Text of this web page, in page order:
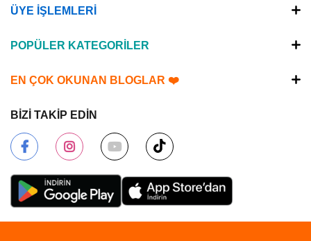
ÜYE İŞLEMLERİ
POPÜLER KATEGORİLER
EN ÇOK OKUNAN BLOGLAR ❤️
BİZİ TAKİP EDİN